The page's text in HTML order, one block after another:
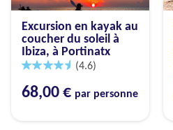
Excursion en kayak au
coucher du soleil à
Ibiza, à Portinatx
(4.6)
68,00 € par personne